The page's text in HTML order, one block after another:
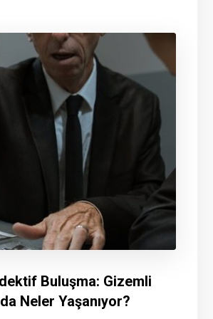
Buluşma: Gizemli
Neler Yaşanıyor?